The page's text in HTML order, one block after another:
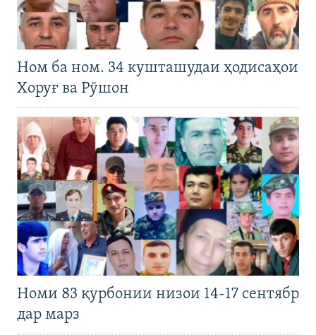
Ном ба ном. 34 кушташудаи ҳодисаҳои
Хоруғ ва Рӯшон
Номи 83 қурбонии низои 14-17 сентябр
дар марз